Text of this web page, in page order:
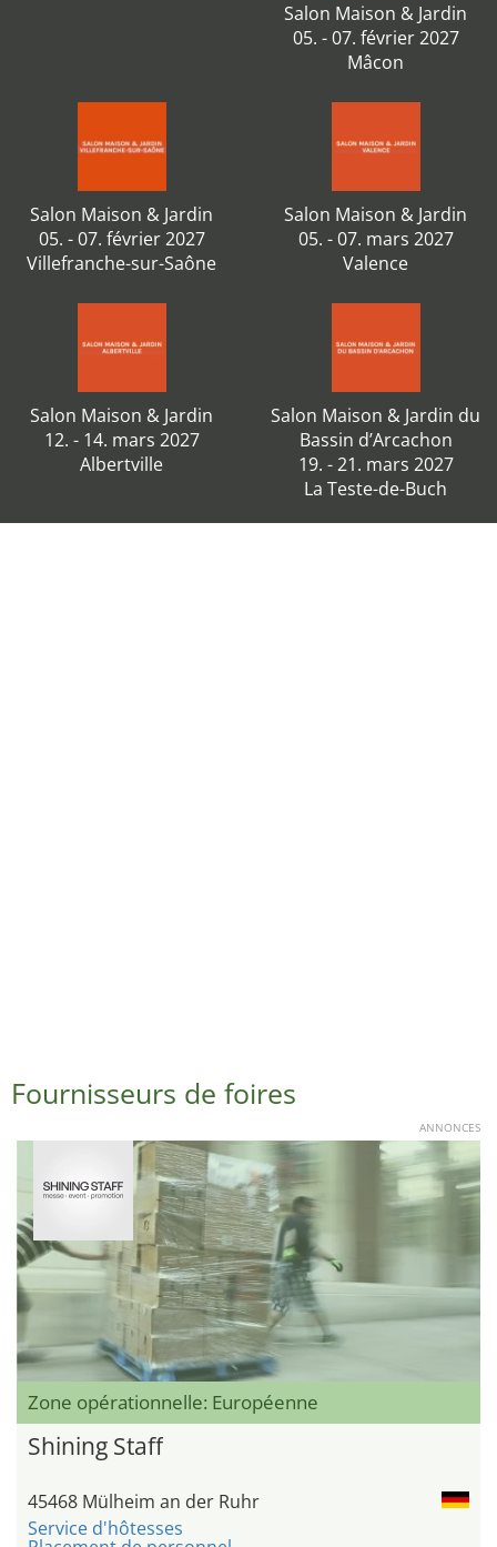
Salon Maison & Jardin
05. - 07. février 2027
Mâcon
Salon Maison & Jardin
05. - 07. février 2027
Villefranche-sur-Saône
Salon Maison & Jardin
05. - 07. mars 2027
Valence
Salon Maison & Jardin
12. - 14. mars 2027
Albertville
Salon Maison & Jardin du
Bassin d’Arcachon
19. - 21. mars 2027
La Teste-de-Buch
Fournisseurs de foires
ANNONCES
Zone opérationnelle: Européenne
Shining Staff
45468 Mülheim an der Ruhr
Service d'hôtesses